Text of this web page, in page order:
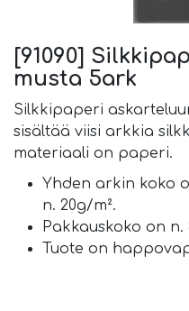
[91090]
musta 5ark
Silkkipaperi
sisältää viisi arkkia
materiaali on paperi.
Yhden arkin koko
n. 20g/m².
Pakkauskoko on n.
Tuote on